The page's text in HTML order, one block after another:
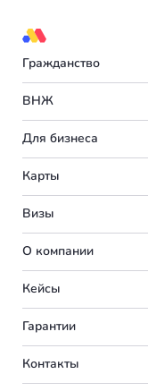
Гражданство
Европа
Мальта
Болгария
Германия
Америка
ВНЖ
Европа
Италия
Испания
Сербия
Для бизнеса
Карты
Визы
О компании
Подбор программы
Вакансии
О нас
Вебинары
Кейсы
Гарантии
Контакты